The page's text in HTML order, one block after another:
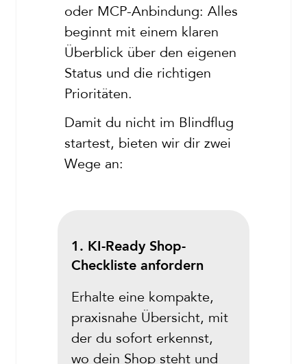
oder MCP-Anbindung: Alles
beginnt mit einem klaren
Überblick über den eigenen
Status und die richtigen
Prioritäten.
Damit du nicht im Blindflug
startest, bieten wir dir zwei
Wege an:
1. KI-Ready Shop-
Checkliste anfordern
Erhalte eine kompakte,
praxisnahe Übersicht, mit
der du sofort erkennst,
wo dein Shop steht und